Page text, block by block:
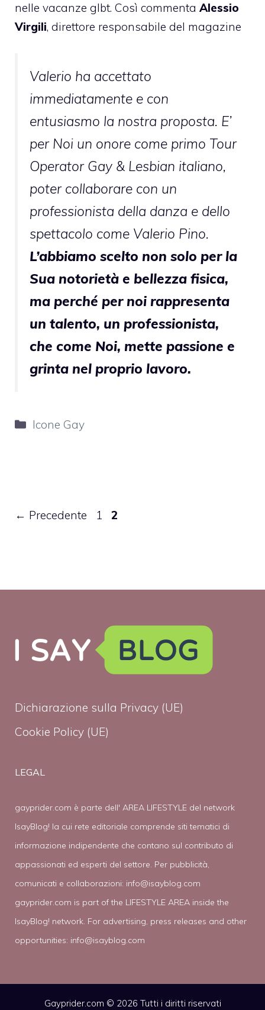
nelle vacanze glbt. Così commenta Alessio
Virgili, direttore responsabile del magazine
Valerio ha accettato
immediatamente e con
entusiasmo la nostra proposta. E’
per Noi un onore come primo Tour
Operator Gay & Lesbian italiano,
poter collaborare con un
professionista della danza e dello
spettacolo come Valerio Pino.
L’abbiamo scelto non solo per la
Sua notorietà e bellezza fisica,
ma perché per noi rappresenta
un talento, un professionista,
che come Noi, mette passione e
grinta nel proprio lavoro.
Categorie
Icone Gay
← Precedente Pagina
1 Pagina
2
Dichiarazione sulla Privacy (UE)
Cookie Policy (UE)
LEGAL
gayprider.com è parte dell' AREA LIFESTYLE del network
IsayBlog! la cui rete editoriale comprende siti tematici di
informazione indipendente che contano sul contributo di
appassionati ed esperti del settore. Per pubblicità,
comunicati e collaborazioni: info@isayblog.com
gayprider.com is part of the LIFESTYLE AREA inside the
IsayBlog! network. For advertising, press releases and other
opportunities: info@isayblog.com
Gayprider.com © 2026 Tutti i diritti riservati